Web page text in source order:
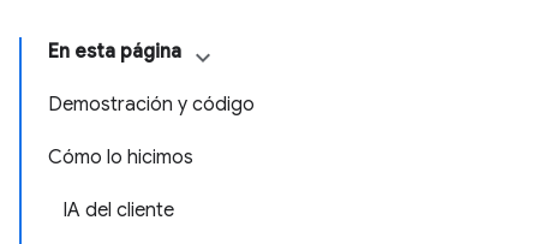
En esta página
Demostración y código
Cómo lo hicimos
IA del cliente